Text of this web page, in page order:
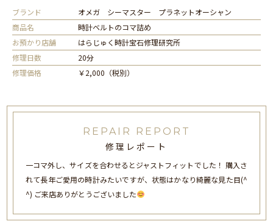
ブランド
オメガ シーマスター プラネットオーシャン
商品名
時計ベルトのコマ詰め
お預かり店舗
はらじゅく時計宝石修理研究所
修理日数
20分
修理価格
￥2,000（税別）
REPAIR REPORT
修理レポート
一コマ外し、サイズを合わせるとジャストフィットでした！ 購入さ
れて長年ご愛用の時計みたいですが、状態はかなり綺麗な見た目(^
^) ご来店ありがとうございました